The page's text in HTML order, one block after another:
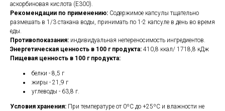
аскорбиновая кислота (Е300).
Рекомендации по применению: Содержимое капсулы тщательно
размешать в 1/3 стакана воды, принимать по 1-2 капсуле в день во время
еды.
Противопоказания: индивидуальная непереносимость ингредиентов.
Энергетическая ценность в 100 г продукта: 410,8 ккал/ 1718,8 кДж
Пищевая ценность в 100 г продукта:
белки - 8,5 г
жиры - 21,9 г
углеводы - 63,8 г.
Условия хранения: При температуре от 0ºС до +25ºС и влажности не